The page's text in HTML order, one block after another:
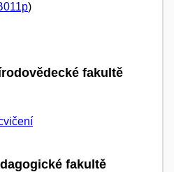
)
fakultě
fakultě